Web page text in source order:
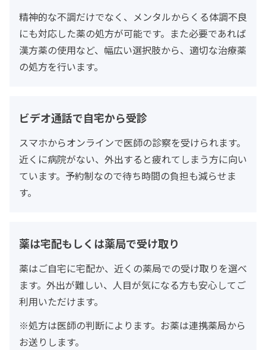
精神的な不調だけでなく、メンタルからくる体調不良
にも対応した薬の処方が可能です。また必要であれば
漢方薬の使用など、幅広い選択肢から、適切な治療薬
の処方を行います。
ビデオ通話で自宅から受診
スマホからオンラインで医師の診察を受けられます。
近くに病院がない、外出すると疲れてしまう方に向い
ています。予約制なので待ち時間の負担も減らせま
す。
薬は宅配もしくは薬局で受け取り
薬はご自宅に宅配か、近くの薬局での受け取りを選べ
ます。外出が難しい、人目が気になる方も安心してご
利用いただけます。
※処方は医師の判断によります。お薬は連携薬局から
お送りします。